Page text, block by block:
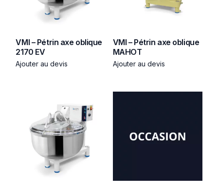
VMI – Pétrin axe oblique
2170 EV
Ajouter au devis
VMI – Pétrin axe oblique
MAHOT
Ajouter au devis